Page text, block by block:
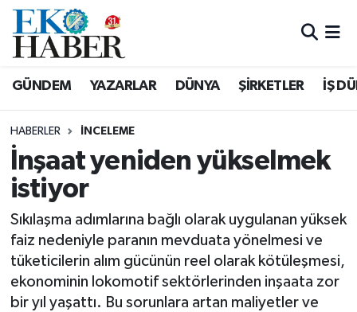
GÜNDEM YAZARLAR DÜNYA ŞİRKETLER İŞ
HABERLER İNCELEME
İnşaat yeniden yükselmek
istiyor
Sıkılaşma adımlarına bağlı olarak uygulanan yüksek
faiz nedeniyle paranın mevduata yönelmesi ve
tüketicilerin alım gücünün reel olarak kötüleşmesi,
ekonominin lokomotif sektörlerinden inşaata zor
bir yıl yaşattı. Bu sorunlara artan maliyetler ve
Hava Durumu
Tüm Manşetler
Son Dakika Haberleri
Haber Arşivi